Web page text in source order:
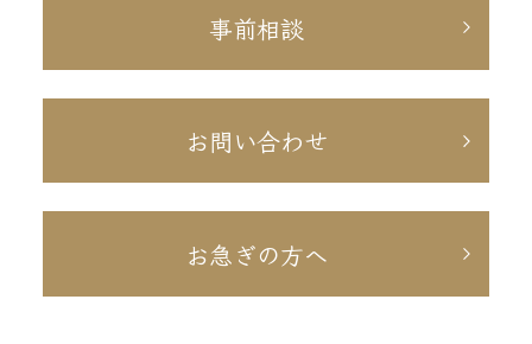
事前相談
お問い合わせ
お急ぎの方へ